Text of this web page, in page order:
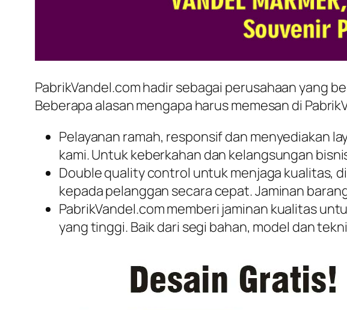
PabrikVandel.com hadir sebagai perusahaan yang
Beberapa alasan mengapa harus memesan di
Pelayanan ramah, responsif dan menyediakan
kami. Untuk keberkahan dan kelangsungan
Double quality control untuk menjaga kualitas,
kepada pelanggan secara cepat. Jaminan
PabrikVandel.com memberi jaminan kualitas
yang tinggi. Baik dari segi bahan, model dan